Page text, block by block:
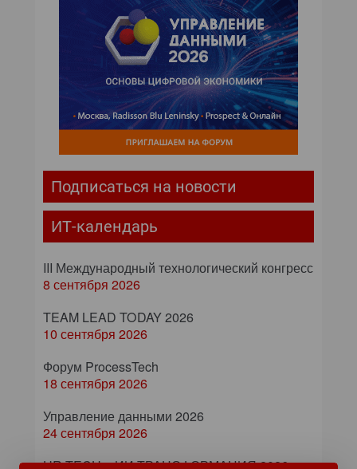
Подписаться на новости
ИТ-календарь
III Международный технологический конгресс
8 сентября 2026
TEAM LEAD TODAY 2026
10 сентября 2026
Форум ProcessTech
18 сентября 2026
Управление данными 2026
24 сентября 2026